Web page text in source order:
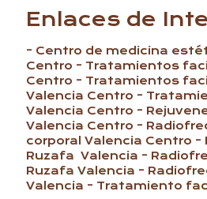
Enlaces de
- Centro de medicina
Centro - Tratamientos
Centro - Tratamientos
Valencia Centro -
Valencia Centro -
Valencia Centro -
corporal Valencia Centro -
Ruzafa Valencia -
Ruzafa Valencia -
Valencia - Tratamiento